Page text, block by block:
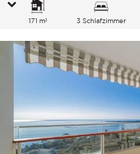
171 m² 3 Schlafzimmer